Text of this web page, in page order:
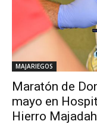
MAJARIEGOS
Maratón de
mayo en
Hierro